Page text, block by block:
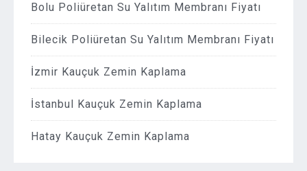
Bolu Poliüretan Su Yalıtım Membranı Fiyatı
Bilecik Poliüretan Su Yalıtım Membranı Fiyatı
İzmir Kauçuk Zemin Kaplama
İstanbul Kauçuk Zemin Kaplama
Hatay Kauçuk Zemin Kaplama